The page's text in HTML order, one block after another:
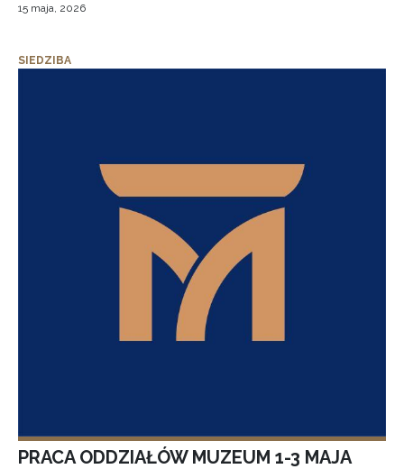
15 maja, 2026
SIEDZIBA
PRACA ODDZIAŁÓW MUZEUM 1-3 MAJA